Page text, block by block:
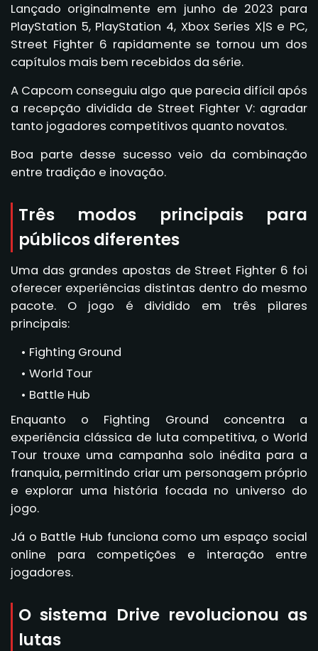
Lançado originalmente em junho de 2023 para
PlayStation 5, PlayStation 4, Xbox Series X|S e PC,
Street Fighter 6 rapidamente se tornou um dos
capítulos mais bem recebidos da série.
A Capcom conseguiu algo que parecia difícil após
a recepção dividida de Street Fighter V: agradar
tanto jogadores competitivos quanto novatos.
Boa parte desse sucesso veio da combinação
entre tradição e inovação.
Três modos principais para
públicos diferentes
Uma das grandes apostas de Street Fighter 6 foi
oferecer experiências distintas dentro do mesmo
pacote. O jogo é dividido em três pilares
principais:
Fighting Ground
World Tour
Battle Hub
Enquanto o Fighting Ground concentra a
experiência clássica de luta competitiva, o World
Tour trouxe uma campanha solo inédita para a
franquia, permitindo criar um personagem próprio
e explorar uma história focada no universo do
jogo.
Já o Battle Hub funciona como um espaço social
online para competições e interação entre
jogadores.
O sistema Drive revolucionou as
lutas